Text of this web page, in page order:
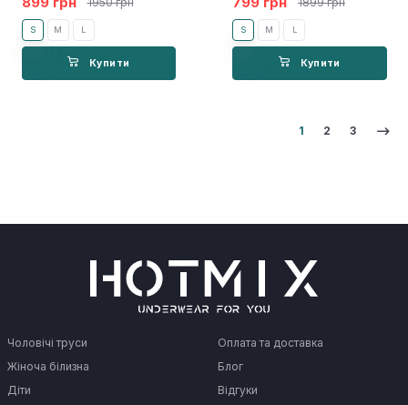
S M L
Купити
S M L
Купити
1 2 3
Чоловічі труси
Жіноча білизна
Діти
Оплата та доставка
Блог
Відгуки